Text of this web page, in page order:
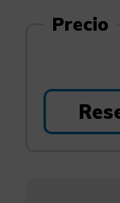
Precio